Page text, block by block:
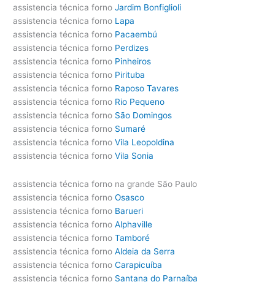
assistencia técnica forno Jardim Bonfiglioli
assistencia técnica forno Lapa
assistencia técnica forno Pacaembú
assistencia técnica forno Perdizes
assistencia técnica forno Pinheiros
assistencia técnica forno Pirituba
assistencia técnica forno Raposo Tavares
assistencia técnica forno Rio Pequeno
assistencia técnica forno São Domingos
assistencia técnica forno Sumaré
assistencia técnica forno Vila Leopoldina
assistencia técnica forno Vila Sonia
assistencia técnica forno na grande São Paulo
assistencia técnica forno Osasco
assistencia técnica forno Barueri
assistencia técnica forno Alphaville
assistencia técnica forno Tamboré
assistencia técnica forno Aldeia da Serra
assistencia técnica forno Carapicuíba
assistencia técnica forno Santana do Parnaíba